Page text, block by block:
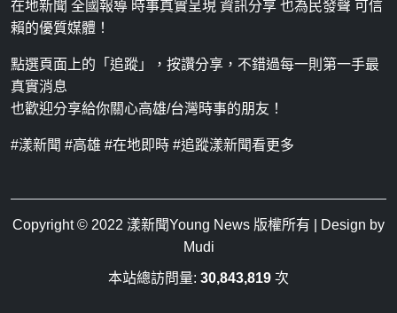
在地新聞 全國報導 時事真實呈現 資訊分享 也為民發聲 可信
賴的優質媒體！
點選頁面上的「追蹤」，按讚分享，不錯過每一則第一手最
真實消息
也歡迎分享給你關心高雄/台灣時事的朋友！
#漾新聞 #高雄 #在地即時 #追蹤漾新聞看更多
Copyright © 2022 漾新聞Young News 版權所有 | Design by
Mudi
本站總訪問量: 30,843,819 次